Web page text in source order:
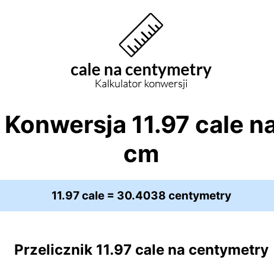
Konwersja 11.97 cale
cm
11.97 cale = 30.4038 centymetry
Przelicznik 11.97 cale na centymetry